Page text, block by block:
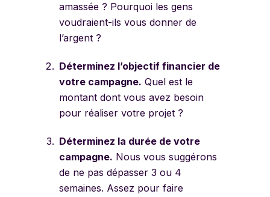
amassée ? Pourquoi les gens
voudraient-ils vous donner de
l’argent ?
Déterminez l’objectif financier de
votre campagne. Quel est le
montant dont vous avez besoin
pour réaliser votre projet ?
Déterminez la durée de votre
campagne. Nous vous suggérons
de ne pas dépasser 3 ou 4
semaines. Assez pour faire